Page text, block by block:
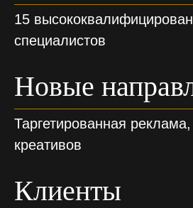
15
специалистов
Новые
Таргетированная
креативов
Клиенты